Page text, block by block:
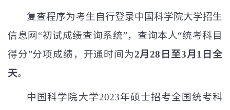
复查程序为考生自行登录中国科学院大学招生
信息网“初试成绩查询系统”，查询本人“统考科目
得分”分项成绩，开通时间为2月28 日至3月 1 日全
天。
中国科学院大学2023年硕士招考全国统考科